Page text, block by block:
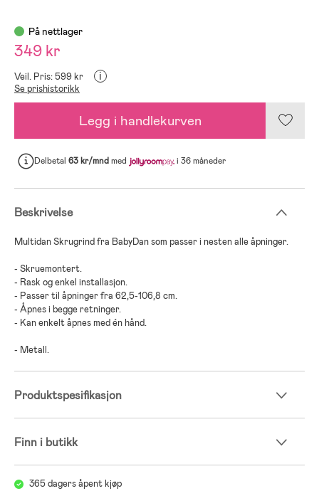
På nettlager
349 kr
Veil. Pris: 599 kr i
Se prishistorikk
Legg i handlekurven
Delbetal 63 kr/mndmed i 36 måneder
Beskrivelse
Multidan Skrugrind fra BabyDan som passer i nesten alle åpninger.
- Skruemontert.
- Rask og enkel installasjon.
- Passer til åpninger fra 62,5-106,8 cm.
- Åpnes i begge retninger.
- Kan enkelt åpnes med én hånd.
- Metall.
Produktspesifikasjon
Finn i butikk
365 dagers åpent kjøp